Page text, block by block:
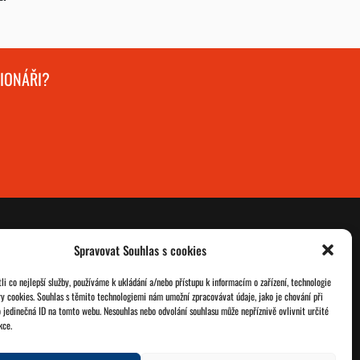
Spravovat Souhlas s cookies
co nejlepší služby, používáme k ukládání a/nebo přístupu k informacím o zařízení, technologie
cookies. Souhlas s těmito technologiemi nám umožní zpracovávat údaje, jako je chování při
jedinečná ID na tomto webu. Nesouhlas nebo odvolání souhlasu může nepříznivě ovlivnit určité
O nás
Jednoty ČSOL
Databáze legionářů
Pro členy